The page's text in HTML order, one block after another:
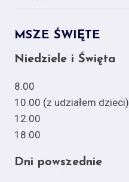
MSZE ŚWIĘTE
Niedziele i Święta
8.00
10.00 (z udziałem dzieci)
12.00
18.00
Dni powszednie